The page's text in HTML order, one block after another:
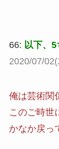
66: 以下、
2020/07/
俺は芸術関
このご時世
かなか戻っ